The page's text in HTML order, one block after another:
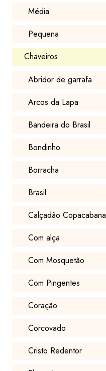
Média
Pequena
Chaveiros
Abridor de garrafa
Arcos da Lapa
Bandeira do Brasil
Bondinho
Borracha
Brasil
Calçadão Copacabana
Com alça
Com Mosquetão
Com Pingentes
Coração
Corcovado
Cristo Redentor